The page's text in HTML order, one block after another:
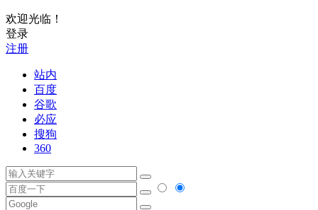
欢迎光临！
登录
注册
站内
百度
谷歌
必应
搜狗
360